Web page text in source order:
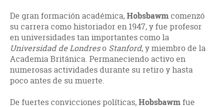
De gran formación académica,Hobsbawmcomenzó
su carrera como historiador en 1947, y fue profesor
en universidades tan importantes como la
Universidad de Londreso Stanford, y miembro de la
Academia Británica. Permaneciendo activo en
numerosas actividades durante su retiro y hasta
poco antes de su muerte.
De fuertes convicciones políticas,Hobsbawmfue